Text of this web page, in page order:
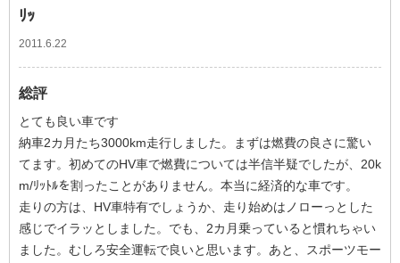
ﾘｯ
2011.6.22
総評
とても良い車です
納車2カ月たち3000km走行しました。まずは燃費の良さに驚い
てます。初めてのHV車で燃費については半信半疑でしたが、20k
m/ﾘｯﾄﾙを割ったことがありません。本当に経済的な車です。
走りの方は、HV車特有でしょうか、走り始めはノローっとした
感じでイラッとしました。でも、2カ月乗っていると慣れちゃい
ました。むしろ安全運転で良いと思います。あと、スポーツモー